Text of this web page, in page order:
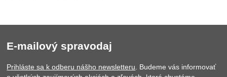
E-mailový spravodaj
Prihláste sa k odberu nášho newsletteru. Budeme vás informovať